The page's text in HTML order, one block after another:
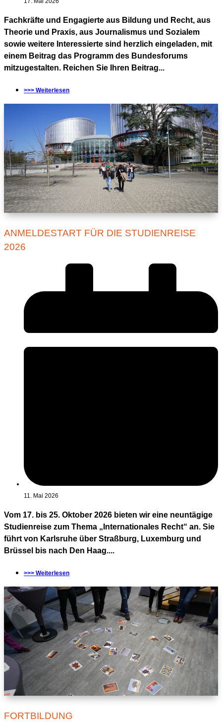
Fachkräfte und Engagierte aus Bildung und Recht, aus
Theorie und Praxis, aus Journalismus und Sozialem
sowie weitere Interessierte sind herzlich eingeladen, mit
einem Beitrag das Programm des Bundesforums
mitzugestalten. Reichen Sie Ihren Beitrag...
>>> Weiterlesen
ANMELDESTART FÜR DIE STUDIENREISE
2026
11. Mai 2026
Vom 17. bis 25. Oktober 2026 bieten wir eine neuntägige
Studienreise zum Thema „Internationales Recht“ an. Sie
führt von Karlsruhe über Straßburg, Luxemburg und
Brüssel bis nach Den Haag....
>>> Weiterlesen
FORTBILDUNG